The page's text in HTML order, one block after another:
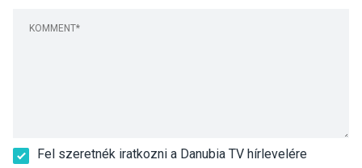
Fel szeretnék iratkozni a Danubia TV hírlevelére